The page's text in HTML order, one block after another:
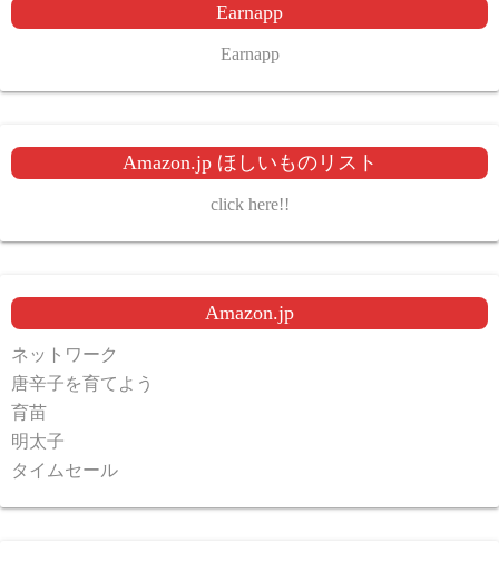
Earnapp
Earnapp
Amazon.jp ほしいものリスト
click here!!
Amazon.jp
ネットワーク
唐辛子を育てよう
育苗
明太子
タイムセール